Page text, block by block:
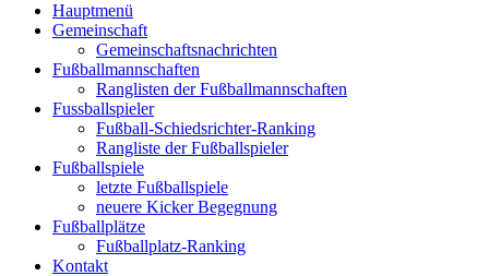
Hauptmenü
Gemeinschaft
Gemeinschaftsnachrichten
Fußballmannschaften
Ranglisten der Fußballmannschaften
Fussballspieler
Fußball-Schiedsrichter-Ranking
Rangliste der Fußballspieler
Fußballspiele
letzte Fußballspiele
neuere Kicker Begegnung
Fußballplätze
Fußballplatz-Ranking
Kontakt